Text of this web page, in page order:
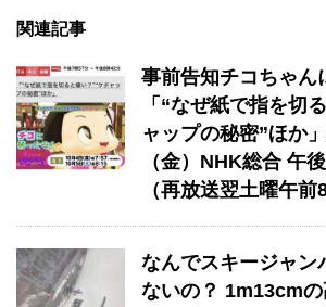
関連記事
事前告知チコちゃん
「“なぜ紙で指を切
ャップの秘密”ほか
（金）NHK総合 午
（再放送翌土曜午前
なんでスキージャン
ないの？ 1m13cm